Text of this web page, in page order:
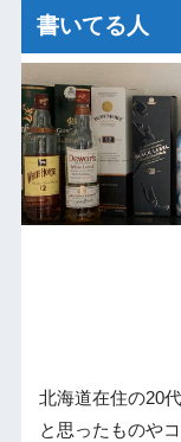
書いてる人
北海道在住の20
と思ったものや